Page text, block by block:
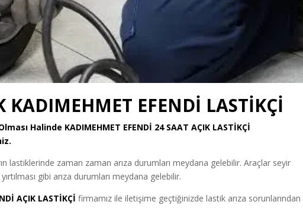
KADIMEHMET EFENDİ LASTİKÇİ
Halinde KADIMEHMET EFENDİ 24 SAAT AÇIK LASTİKÇİ
lastiklerinde zaman zaman arıza durumları meydana gelebilir. Araçlar seyir
gibi arıza durumları meydana gelebilir.
AÇIK LASTİKÇİ firmamız ile iletişime geçtiğinizde lastik arıza sorunlarından